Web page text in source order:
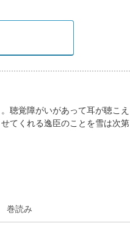
聴覚障がいがあって耳が聴こえ
てくれる逸臣のことを雪は次第
巻読み